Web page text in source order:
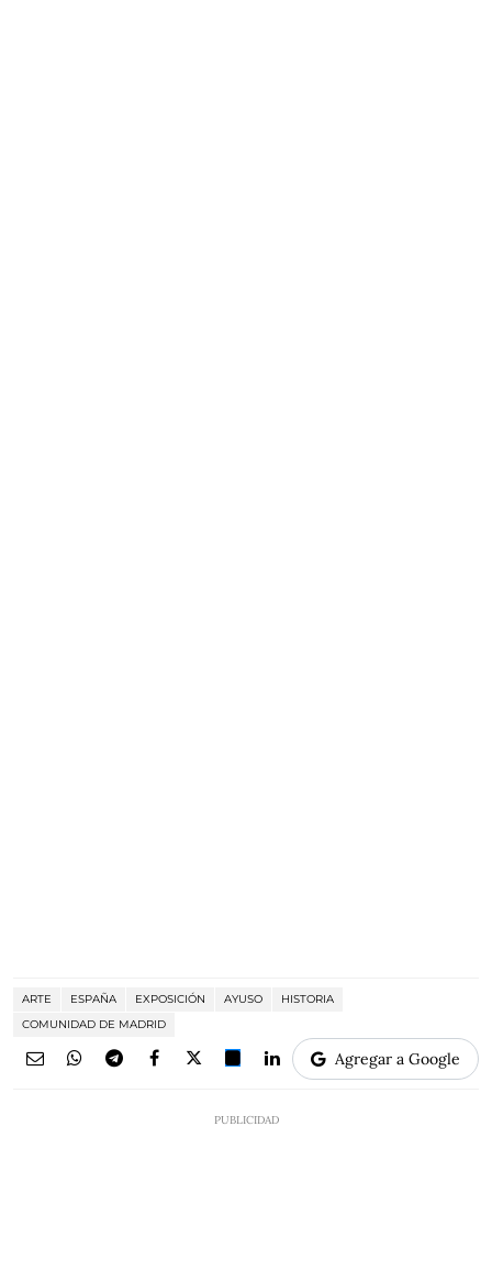
ARTE ESPAÑA EXPOSICIÓN AYUSO
HISTORIA
COMUNIDAD DE MADRID
Agregar a Google